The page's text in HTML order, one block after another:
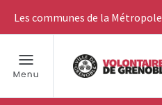
Les communes de la Métropole